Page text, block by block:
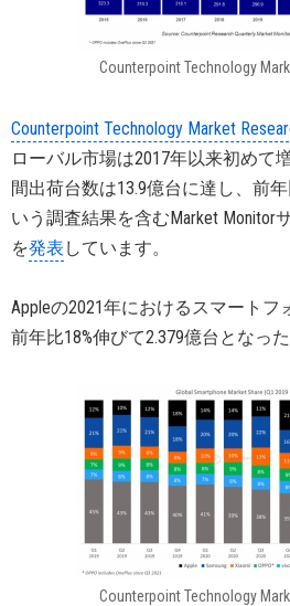
Counterpoint Technology
Counterpoint Technology Market
ローバル市場は2017年以来初めて
間出荷台数は13.9億台に達し、前
いう調査結果を含むMarket Monitor
を発表 しています。
Appleの2021年におけるスマートフ
前年比18%伸びて2.379億台となっ
Counterpoint Technology